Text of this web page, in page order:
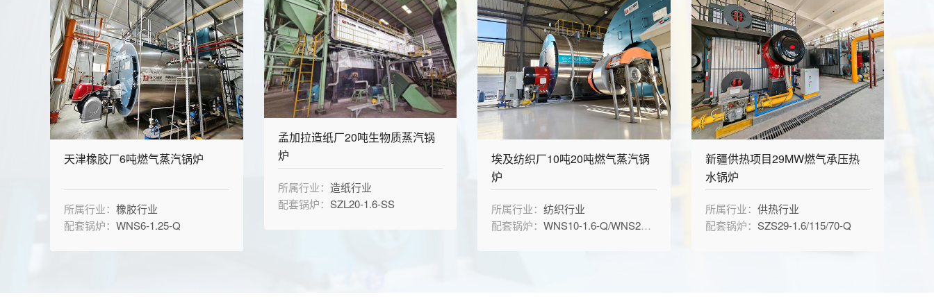
天津橡胶厂6吨燃气蒸汽锅炉
所属行业： 橡胶行业
配套锅炉： WNS6-1.25-Q
孟加拉造纸厂20吨生物质蒸汽锅
炉
所属行业： 造纸行业
配套锅炉： SZL20-1.6-SS
埃及纺织厂10吨20吨燃气蒸汽锅
炉
所属行业： 纺织行业
配套锅炉： WNS10-1.6-Q/WNS20-1.6-Q
新疆供热项目29MW燃气承压热
水锅炉
所属行业： 供热行业
配套锅炉： SZS29-1.6/115/70-Q